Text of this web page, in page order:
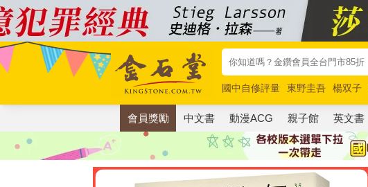
國中自修評量 東野圭吾 楊双子
唯紅花綻放
奧德賽 路邊攤新作
會員獎勵 中文書 動漫ACG 親子館 英文書